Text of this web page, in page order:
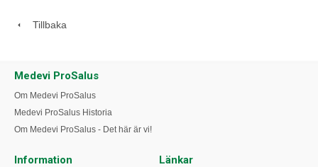
Tillbaka
Medevi ProSalus
Om Medevi ProSalus
Medevi ProSalus Historia
Om Medevi ProSalus - Det här är vi!
Information Länkar